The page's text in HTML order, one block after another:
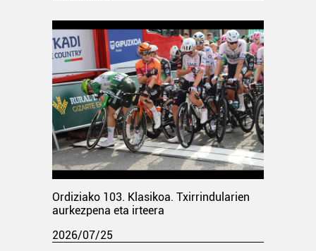
Ordiziako 103. Klasikoa. Txirrindularien
aurkezpena eta irteera
2026/07/25